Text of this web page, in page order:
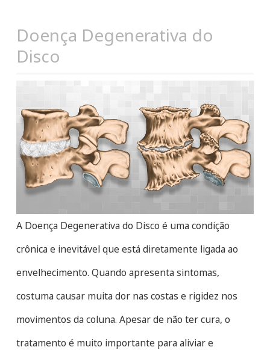
Doença Degenerativa do
Disco
A Doença Degenerativa do Disco é uma condição
crônica e inevitável que está diretamente ligada ao
envelhecimento. Quando apresenta sintomas,
costuma causar muita dor nas costas e rigidez nos
movimentos da coluna. Apesar de não ter cura, o
tratamento é muito importante para aliviar e